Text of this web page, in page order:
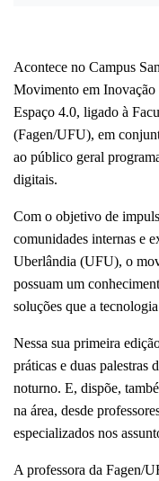
Acontece no Campus
Movimento em
Espaço 4.0, ligado à
(Fagen/UFU), em
ao público geral
digitais.
Com o objetivo de
comunidades internas e
Uberlândia (UFU), o
possuam um
soluções que a
Nessa sua primeira
práticas e duas palestras
noturno. E, dispõe,
na área, desde
especializados nos
A professora da Fagen/